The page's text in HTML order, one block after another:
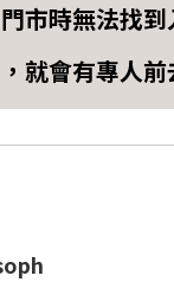
市時無法找到
就會有專人前